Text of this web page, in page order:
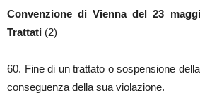
Convenzione di Vienna del 23
Trattati (2)
60. Fine di un trattato o sospensione
conseguenza della sua violazione.